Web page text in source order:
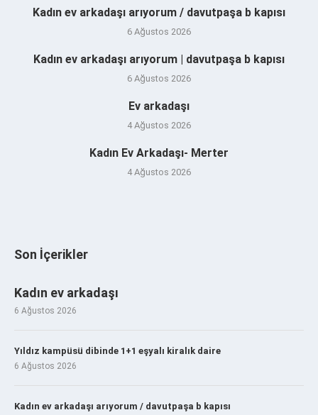
Kadın ev arkadaşı arıyorum / davutpaşa b kapısı
6 Ağustos 2026
Kadın ev arkadaşı arıyorum | davutpaşa b kapısı
6 Ağustos 2026
Ev arkadaşı
4 Ağustos 2026
Kadın Ev Arkadaşı- Merter
4 Ağustos 2026
Son İçerikler
Kadın ev arkadaşı
6 Ağustos 2026
Yıldız kampüsü dibinde 1+1 eşyalı kiralık daire
6 Ağustos 2026
Kadın ev arkadaşı arıyorum / davutpaşa b kapısı